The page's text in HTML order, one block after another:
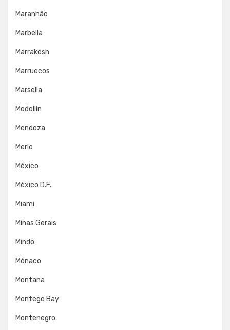
Maranhão
Marbella
Marrakesh
Marruecos
Marsella
Medellín
Mendoza
Merlo
México
México D.F.
Miami
Minas Gerais
Mindo
Mónaco
Montana
Montego Bay
Montenegro